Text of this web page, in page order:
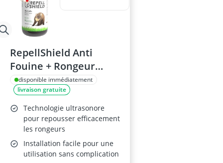
RepellShield Anti
Fouine + Rongeur
250ml
disponible immédiatement
livraison gratuite
Technologie ultrasonore
pour repousser efficacement
les rongeurs
Installation facile pour une
utilisation sans complication